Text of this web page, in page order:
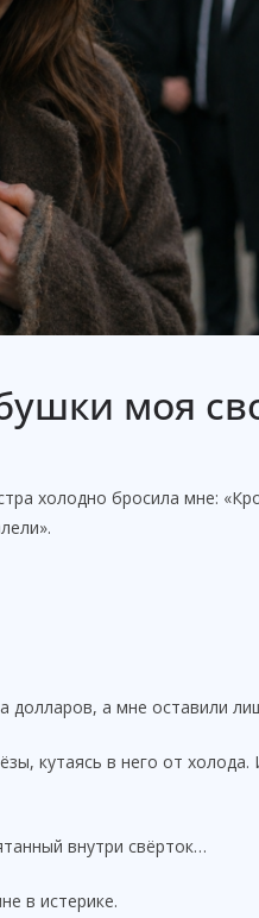
моя
холодно бросила мне:
а мне оставили
кутаясь в него от
внутри свёрток…
в истерике.